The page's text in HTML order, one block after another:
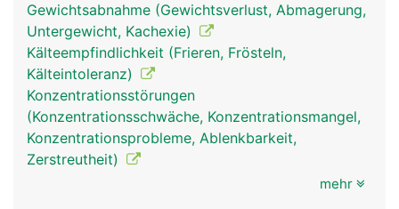
Gewichtsabnahme (Gewichtsverlust, Abmagerung,
Untergewicht, Kachexie)
Kälteempfindlichkeit (Frieren, Frösteln,
Kälteintoleranz)
Konzentrationsstörungen
(Konzentrationsschwäche, Konzentrationsmangel,
Konzentrationsprobleme, Ablenkbarkeit,
Zerstreutheit)
mehr